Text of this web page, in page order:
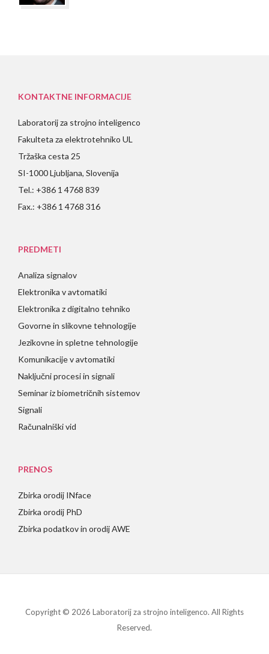
KONTAKTNE INFORMACIJE
Laboratorij za strojno inteligenco
Fakulteta za elektrotehniko UL
Tržaška cesta 25
SI-1000 Ljubljana, Slovenija
Tel.: +386 1 4768 839
Fax.: +386 1 4768 316
PREDMETI
Analiza signalov
Elektronika v avtomatiki
Elektronika z digitalno tehniko
Govorne in slikovne tehnologije
Jezikovne in spletne tehnologije
Komunikacije v avtomatiki
Naključni procesi in signali
Seminar iz biometričnih sistemov
Signali
Računalniški vid
PRENOS
Zbirka orodij INface
Zbirka orodij PhD
Zbirka podatkov in orodij AWE
Copyright © 2026 Laboratorij za strojno inteligenco. All Rights
Reserved.